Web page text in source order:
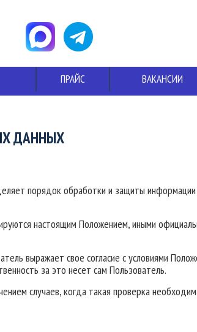
ПРАЙС ВАКАНСИИ
ДАННЫХ
порядок обработки и защиты информации
настоящим Положением, иными
выражает свое согласие с условиями
за это несет сам Пользователь.
случаев, когда такая проверка